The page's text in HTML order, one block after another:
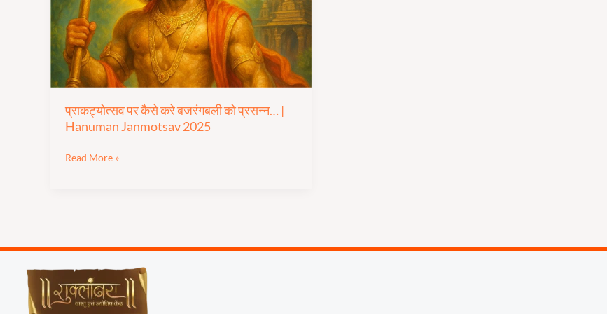
प्राकट्योत्सव पर कैसे करे बजरंगबली को प्रसन्न… |
Hanuman Janmotsav 2025
बजरंगबली
को
प्रसन्न…
|
Hanuman
Janmotsav
Read More »